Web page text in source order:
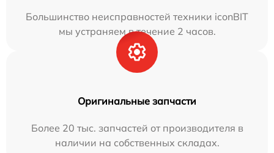
Большинство неисправностей техники iconBIT
мы устраняем в течение 2 часов.
Оригинальные запчасти
Более 20 тыс. запчастей от производителя в
наличии на собственных складах.